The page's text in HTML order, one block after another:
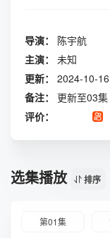
导演：
陈宇航
主演：
未知
更新：
2024-10-
备注：
更新至03集
评价：
选集播放 排序
第01集